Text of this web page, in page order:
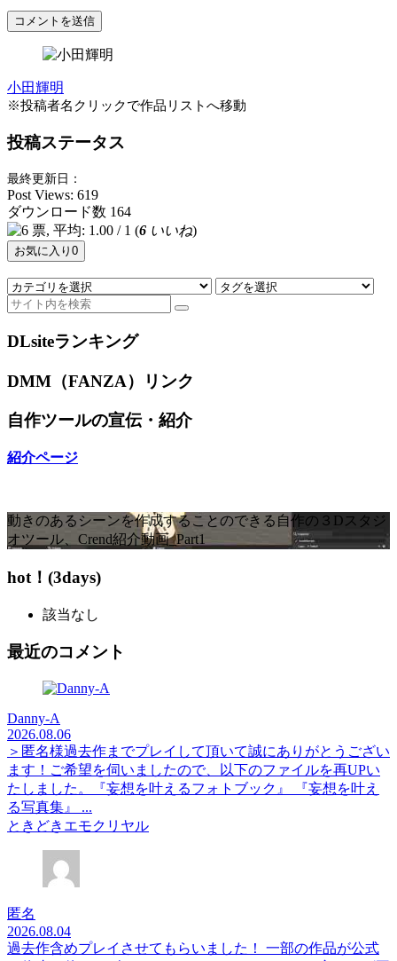
小田輝明
※投稿者名クリックで作品リストへ移動
投稿ステータス
最終更新日：
Post Views: 619
ダウンロード数 164
(6 いいね)
お気に入り 0
DLsiteランキング
DMM（FANZA）リンク
自作ツールの宣伝・紹介
紹介ページ
動きのあるシーンを作成することのできる自作の３Dスタジ
オツール、Crend紹介動画_Part1
hot！(3days)
該当なし
最近のコメント
Danny-A
2026.08.06
＞匿名様過去作までプレイして頂いて誠にありがとうござい
ます！ご希望を伺いましたので、以下のファイルを再UPい
たしました。『妄想を叶えるフォトブック』 『妄想を叶え
る写真集』 ...
ときどきエモクリヤル
匿名
2026.08.04
過去作含めプレイさせてもらいました！ 一部の作品が公式